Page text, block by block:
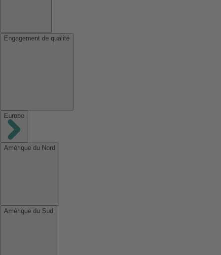
Engagement de qualité
Europe
Amérique du Nord
Amérique du Sud